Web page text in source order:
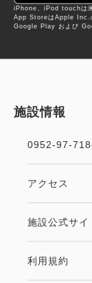
プランの概要
りご確認くだ
当施設は歴史
ます。
https://
iPhone、iPod touchは
App StoreはApple Inc.
Google Play および
施設情報
0952-97-
アクセス
施設公式サイ
利用規約